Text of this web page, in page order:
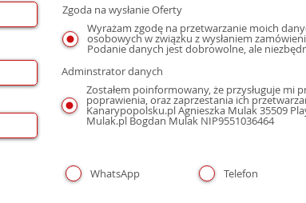
Zgoda na wysłanie Oferty
Wyrażam zgodę na przetwarzanie moich
osobowych w związku z wysłaniem
Podanie danych jest dobrowolne, ale
Adminstrator danych
Zostałem poinformowany, że przysługuje mi
poprawienia, oraz zaprzestania ich
Kanarypopolsku.pl Agnieszka Mulak 35509
Mulak.pl Bogdan Mulak NIP9551036464
WhatsApp Telefon